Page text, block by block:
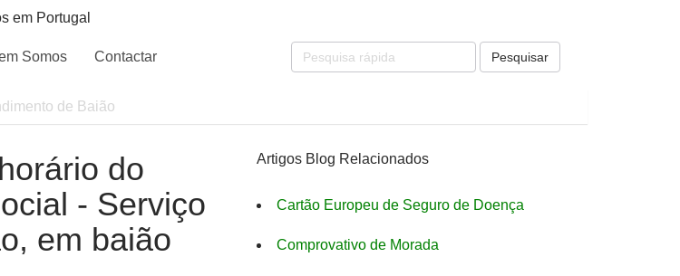
em Portugal
Somos Contactar Pesquisar
de Baião
do
- Serviço
em baião
Artigos Blog Relacionados
Cartão Europeu de Seguro de Doença
Comprovativo de Morada